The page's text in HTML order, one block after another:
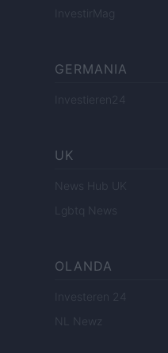
InvestirMag
GERMANIA
Investieren24
UK
News Hub UK
Lgbtq News
OLANDA
Investeren 24
NL Newz